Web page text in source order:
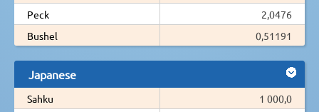
Peck
2,0476
Bushel
0,51191
Japanese
Sahku
1 000,0